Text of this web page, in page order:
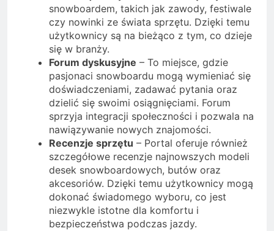
snowboardem, takich jak zawody, festiwale
czy nowinki ze świata sprzętu. Dzięki temu
użytkownicy są na bieżąco z tym, co dzieje
się w branży.
Forum dyskusyjne – To miejsce, gdzie
pasjonaci snowboardu mogą wymieniać się
doświadczeniami, zadawać pytania oraz
dzielić się swoimi osiągnięciami. Forum
sprzyja integracji społeczności i pozwala na
nawiązywanie nowych znajomości.
Recenzje sprzętu – Portal oferuje również
szczegółowe recenzje najnowszych modeli
desek snowboardowych, butów oraz
akcesoriów. Dzięki temu użytkownicy mogą
dokonać świadomego wyboru, co jest
niezwykle istotne dla komfortu i
bezpieczeństwa podczas jazdy.